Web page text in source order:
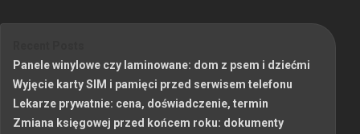
Panele winylowe czy laminowane: dom z psem i dziećmi
Wyjęcie karty SIM i pamięci przed serwisem telefonu
Lekarze prywatnie: cena, doświadczenie, termin
Zmiana księgowej przed końcem roku: dokumenty